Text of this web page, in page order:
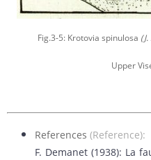
Fig.3-5: Krotovia spinulosa
Upper
References (Reference):
F. Demanet (1938): La